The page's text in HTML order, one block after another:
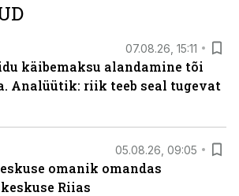
07.08.26, 15:11
käibemaksu alandamine tõi
Analüütik: riik teeb seal tugevat
05.08.26, 09:05
omanik omandas
Riias